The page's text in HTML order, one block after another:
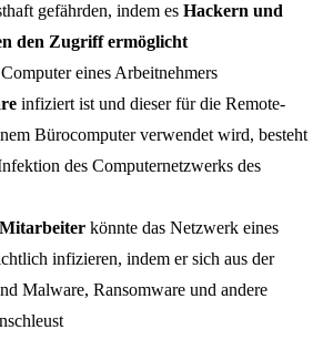
gefährden, indem es Hackern und
den Zugriff ermöglicht
eines Arbeitnehmers
infiziert ist und dieser für die Remote-
Bürocomputer verwendet wird, besteht
des Computernetzwerks des
könnte das Netzwerk eines
infizieren, indem er sich aus der
Malware, Ransomware und andere